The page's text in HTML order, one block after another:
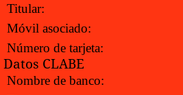
Titular:
Móvil asociado:
Número de tarjeta:
Datos CLABE
Nombre de banco: